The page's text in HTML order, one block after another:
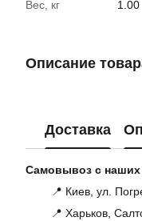
Вес, кг
1.00
Описание
Доставка
Самовывоз с
📍 Киев, ул.
📍 Харьков,